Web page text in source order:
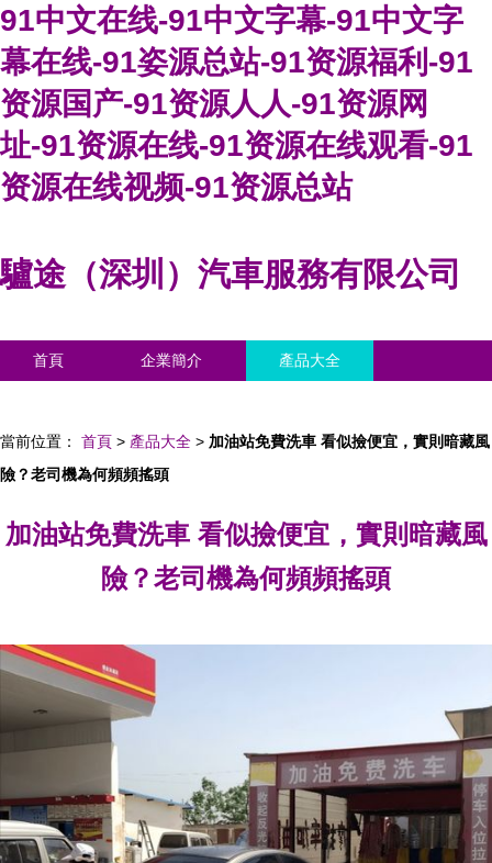
91中文在线-91中文字幕-91中文字
幕在线-91姿源总站-91资源福利-91
资源国产-91资源人人-91资源网
址-91资源在线-91资源在线观看-91
资源在线视频-91资源总站
驢途（深圳）汽車服務有限公司
首頁 企業簡介 產品大全
當前位置： 首頁 > 產品大全 > 加油站免費洗車 看似撿便宜，實則暗藏風
險？老司機為何頻頻搖頭
加油站免費洗車 看似撿便宜，實則暗藏風
險？老司機為何頻頻搖頭